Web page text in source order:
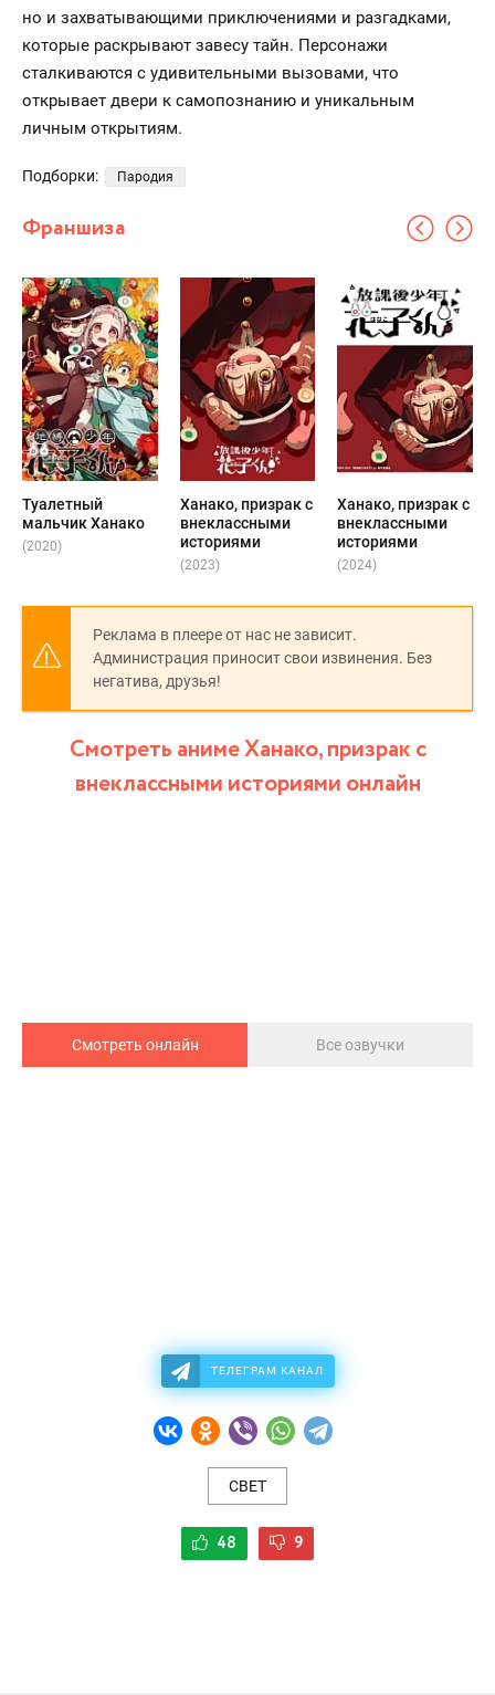
но и захватывающими приключениями и разгадками,
которые раскрывают завесу тайн. Персонажи
сталкиваются с удивительными вызовами, что
открывает двери к самопознанию и уникальным
личным открытиям.
Подборки: Пародия
Франшиза
Туалетный
мальчик Ханако
(2020)
Ханако, призрак с
внеклассными
историями
(2023)
Ханако, призрак с
внеклассными
историями
(2024)
Реклама в плеере от нас не зависит.
Администрация приносит свои извинения. Без
негатива, друзья!
Смотреть аниме Ханако, призрак с
внеклассными историями онлайн
Смотреть онлайн Все озвучки
ТЕЛЕГРАМ КАНАЛ
СВЕТ
48 9